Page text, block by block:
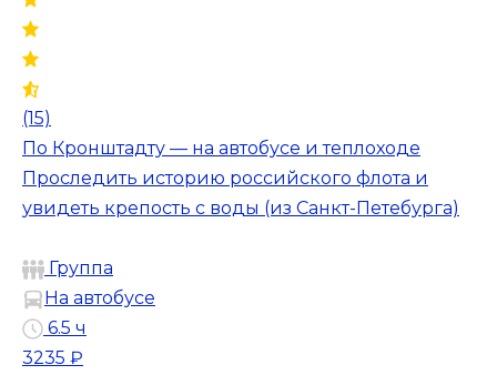
(15)
По Кронштадту — на автобусе и теплоходе
Проследить историю российского флота и
увидеть крепость с воды (из Санкт-Петебурга)
Группа
На автобусе
6.5 ч
3235 ₽